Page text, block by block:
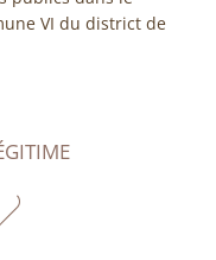
VI du district de